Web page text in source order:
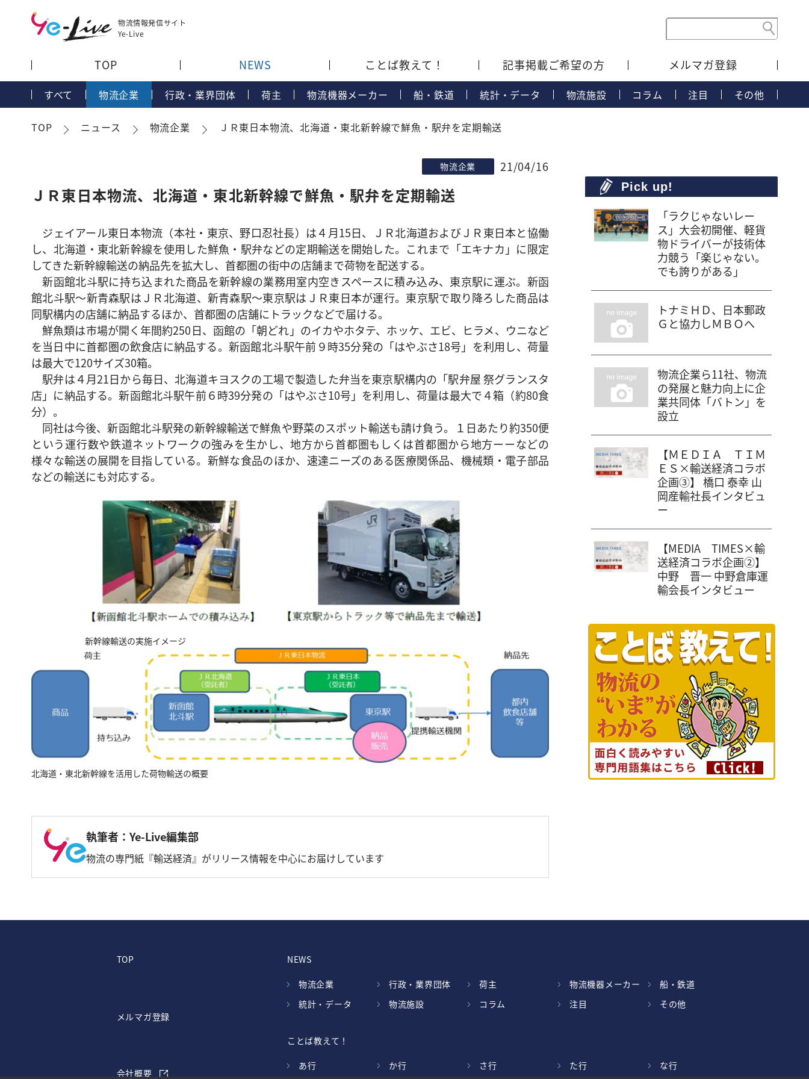
物流情報発信サイト
Ye-Live
TOP NEWS ことば教えて！ 記事掲載ご希望の方 メルマガ登録
すべて 物流企業 行政・業界団体 荷主 物流機器メーカー 船・鉄道 統計・データ 物流施設 コラム 注目 その他
TOP ニュース 物流企業 ＪＲ東日本物流、北海道・東北新幹線で鮮魚・駅弁を定期輸送
物流企業 21/04/16
ＪＲ東日本物流、北海道・東北新幹線で鮮魚・駅弁を定期輸送
ジェイアール東日本物流（本社・東京、野口忍社長）は４月15日、ＪＲ北海道およびＪＲ東日本と協働
し、北海道・東北新幹線を使用した鮮魚・駅弁などの定期輸送を開始した。これまで「エキナカ」に限定
してきた新幹線輸送の納品先を拡大し、首都圏の街中の店舗まで荷物を配送する。
新函館北斗駅に持ち込まれた商品を新幹線の業務用室内空きスペースに積み込み、東京駅に運ぶ。新函
館北斗駅～新青森駅はＪＲ北海道、新青森駅～東京駅はＪＲ東日本が運行。東京駅で取り降ろした商品は
同駅構内の店舗に納品するほか、首都圏の店舗にトラックなどで届ける。
鮮魚類は市場が開く年間約250日、函館の「朝どれ」のイカやホタテ、ホッケ、エビ、ヒラメ、ウニなど
を当日中に首都圏の飲食店に納品する。新函館北斗駅午前９時35分発の「はやぶさ18号」を利用し、荷量
は最大で120サイズ30箱。
駅弁は４月21日から毎日、北海道キヨスクの工場で製造した弁当を東京駅構内の「駅弁屋 祭グランスタ
店」に納品する。新函館北斗駅午前６時39分発の「はやぶさ10号」を利用し、荷量は最大で４箱（約80食
分）。
同社は今後、新函館北斗駅発の新幹線輸送で鮮魚や野菜のスポット輸送も請け負う。１日あたり約350便
という運行数や鉄道ネットワークの強みを生かし、地方から首都圏もしくは首都圏から地方ーーなどの
様々な輸送の展開を目指している。新鮮な食品のほか、速達ニーズのある医療関係品、機械類・電子部品
などの輸送にも対応する。
新幹線輸送の実施イメージ
北海道・東北新幹線を活用した荷物輸送の概要
執筆者：Ye-Live編集部
物流の専門紙『輸送経済』がリリース情報を中心にお届けしています
Pick up!
「ラクじゃないレー
ス」大会初開催、軽貨
物ドライバーが技術体
力競う「楽じゃない。
でも誇りがある」
トナミＨＤ、日本郵政
Ｇと協力しＭＢＯへ
物流企業ら11社、物流
の発展と魅力向上に企
業共同体「バトン」を
設立
【ＭＥＤＩＡ ＴＩＭ
ＥＳ×輸送経済コラボ
企画③】 橋口 泰幸 山
岡産輸社長インタビュ
ー
【MEDIA TIMES×輸
送経済コラボ企画②】
中野 晋一 中野倉庫運
輸会長インタビュー
TOP
メルマガ登録
会社概要
NEWS
物流企業 行政・業界団体 荷主 物流機器メーカー
船・鉄道
統計・データ
物流施設 コラム 注目 その他
ことば教えて！
あ行 か行 さ行 た行 な行